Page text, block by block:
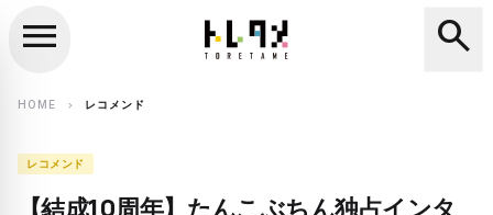
search
menu search
HOME chevron_right レコメンド
レコメンド
【結成10周年】たんこぶちん独占インタ